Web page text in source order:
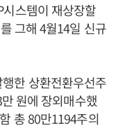
스템이 재상장할
그해 4월14일 신규
한 상환전환우선주
원에 장외매수했
총 80만1194주의